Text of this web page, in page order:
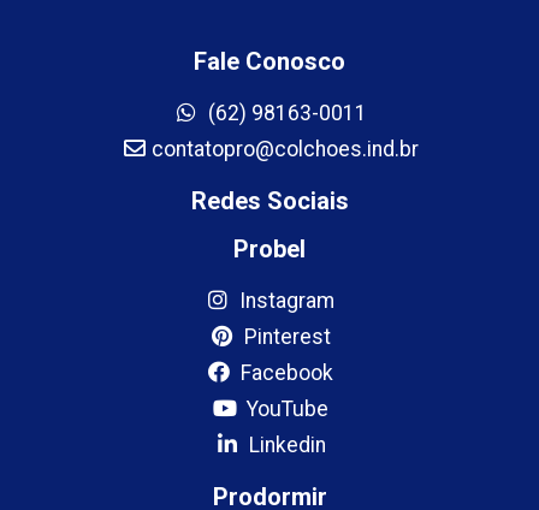
Fale Conosco
(62) 98163-0011
contatopro@colchoes.ind.br
Redes Sociais
Probel
Instagram
Pinterest
Facebook
YouTube
Linkedin
Prodormir